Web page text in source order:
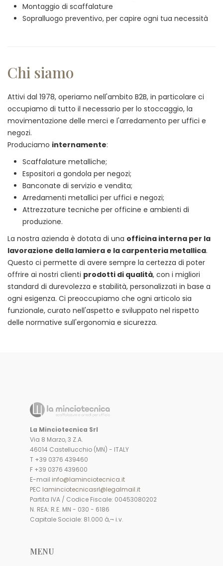
Montaggio di scaffalature
Sopralluogo preventivo, per capire ogni tua necessità
Chi siamo
Attivi dal 1978, operiamo nell'ambito B2B, in particolare ci
occupiamo di tutto il necessario per lo stoccaggio, la
movimentazione delle merci e l'arredamento per uffici e
negozi.
Produciamo internamente:
Scaffalature metalliche;
Espositori a gondola per negozi;
Banconate di servizio e vendita;
Arredamenti metallici per uffici e negozi;
Attrezzature tecniche per officine e ambienti di
produzione.
La nostra azienda è dotata di una officina interna per la
lavorazione della lamiera e la carpenteria metallica.
Questo ci permette di avere sempre la certezza di poter
offrire ai nostri clienti prodotti di qualità, con i migliori
standard di durevolezza e stabilità, personalizzati in base a
ogni esigenza. Ci preoccupiamo che ogni articolo sia
funzionale, curato nell'aspetto e sviluppato nel rispetto
delle normative sull'ergonomia e sicurezza.
La Minciotecnica Srl
Via 8 Marzo, 3 Z.A.
46014 Castellucchio (MN) - ITALY
T +39 0376 439460
F +39 0376 439600
E-mail info@laminciotecnica.it
PEC laminciotecnicasrl@legalmail.it
Partita IVA / Codice Fiscale: 00453080202
N. REA: R.E. MN - 030 - 6186
Capitale Sociale: 81.000 â‚¬ i.v.
MENU